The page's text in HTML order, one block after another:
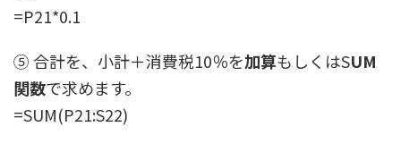
=P21*0.1
⑤ 合計を、小計＋消費税10％を加算もしくはSUM
関数で求めます。
=SUM(P21:S22)